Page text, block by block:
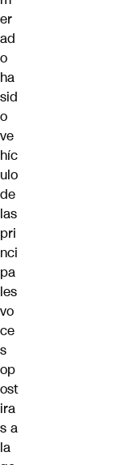
er
ad
o
ha
sid
o
ve
híc
ulo
de
las
pri
nci
pa
les
vo
ce
s
op
ost
ira
s a
la